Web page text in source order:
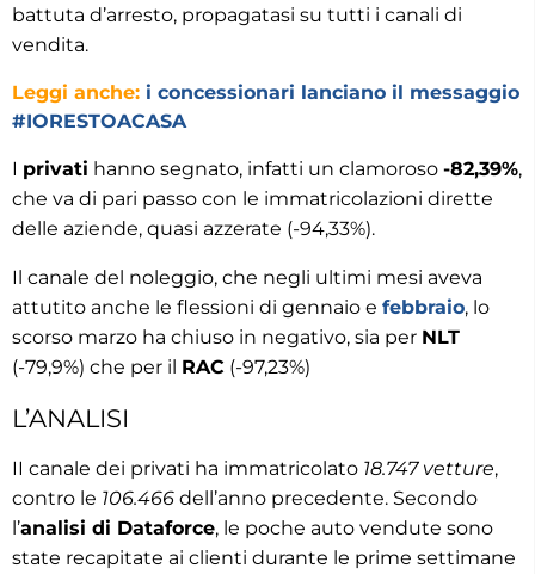
battuta d’arresto, propagatasi su tutti i canali di
vendita.
Leggi anche: i concessionari lanciano il messaggio
#IORESTOACASA
I privati hanno segnato, infatti un clamoroso -82,39%,
che va di pari passo con le immatricolazioni dirette
delle aziende, quasi azzerate (-94,33%).
Il canale del noleggio, che negli ultimi mesi aveva
attutito anche le flessioni di gennaio e febbraio, lo
scorso marzo ha chiuso in negativo, sia per NLT
(-79,9%) che per il RAC (-97,23%)
L’ANALISI
II canale dei privati ha immatricolato 18.747 vetture,
contro le 106.466 dell’anno precedente. Secondo
l’analisi di Dataforce, le poche auto vendute sono
state recapitate ai clienti durante le prime settimane